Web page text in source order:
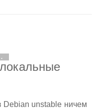
Debian unstable ничем